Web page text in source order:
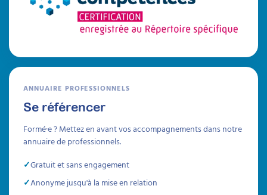
l’autonomie quotidienne les
créer et mettre en place des outils concrets
ANNUAIRE PROFESSIONNELS
Se référencer
Formé·e ? Mettez en avant vos accompagnements dans notre
annuaire de professionnels.
Gratuit et sans engagement
Anonyme jusqu'à la mise en relation